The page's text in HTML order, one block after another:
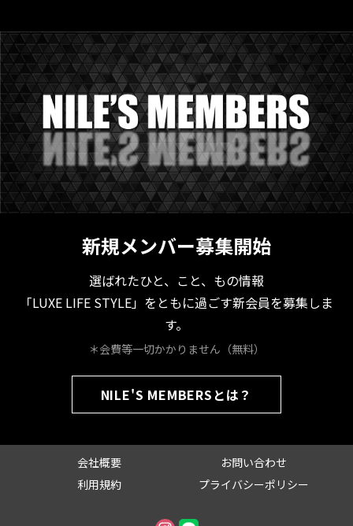
新規メンバー募集開始
選ばれたひと、こと、もの情報
「LUXE LIFE STYLE」をともに過ごす新会員を募集しま
す。
＊会費等一切かかりません（無料）
NILE'S MEMBERSとは？
会社概要
お問い合わせ
利用規約
プライバシーポリシー